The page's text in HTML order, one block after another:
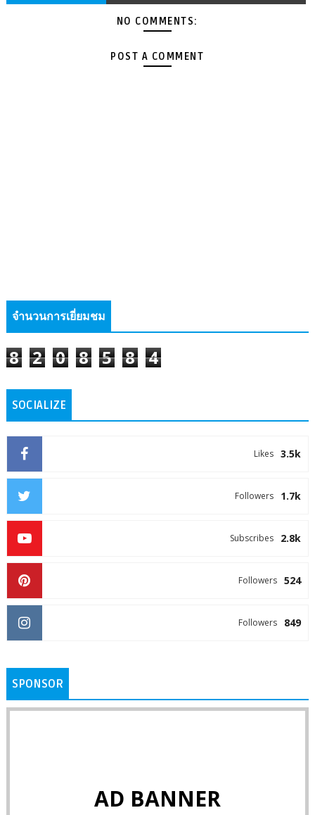
NO COMMENTS:
POST A COMMENT
จำนวนการเยี่ยมชม
8 2 0 8 5 8 4
SOCIALIZE
3.5k
Likes
1.7k
Followers
2.8k
Subscribes
524
Followers
849
Followers
SPONSOR
AD BANNER